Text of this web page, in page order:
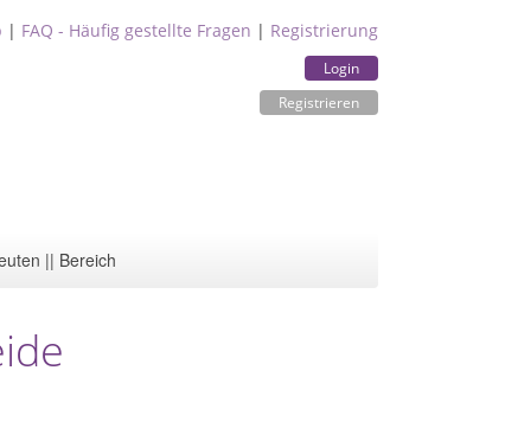
| FAQ - Häufig gestellte Fragen | Registrierung
Login
Registrieren
|| Bereich